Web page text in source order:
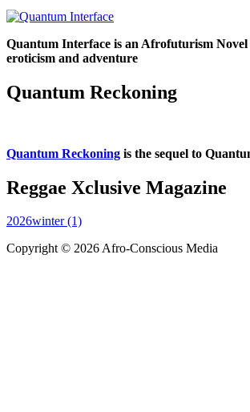
Quantum Interface is an Afrofuturism
eroticism and adventure
Quantum Reckoning
Quantum Reckoning is the sequel to
Reggae Xclusive Magazine
2026winter (1)
Copyright © 2026 Afro-Conscious Media